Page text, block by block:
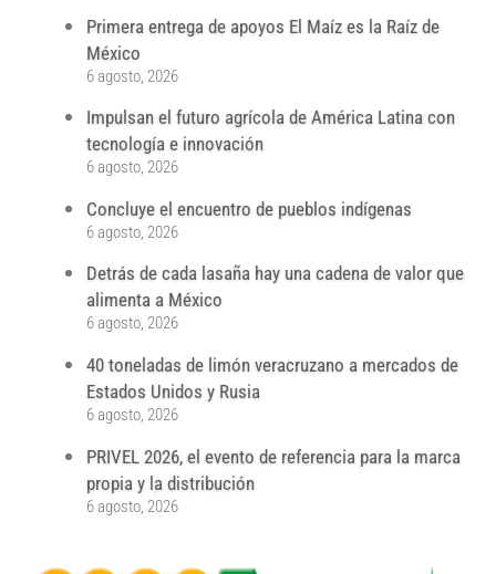
Primera entrega de apoyos El Maíz es la Raíz de
México
6 agosto, 2026
Impulsan el futuro agrícola de América Latina con
tecnología e innovación
6 agosto, 2026
Concluye el encuentro de pueblos indígenas
6 agosto, 2026
Detrás de cada lasaña hay una cadena de valor que
alimenta a México
6 agosto, 2026
40 toneladas de limón veracruzano a mercados de
Estados Unidos y Rusia
6 agosto, 2026
PRIVEL 2026, el evento de referencia para la marca
propia y la distribución
6 agosto, 2026